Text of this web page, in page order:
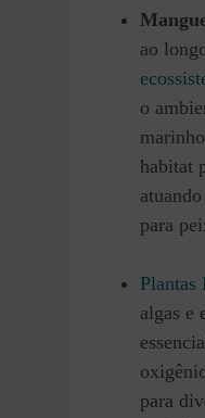
ao
o
habitat
para
Plantas
algas e
para